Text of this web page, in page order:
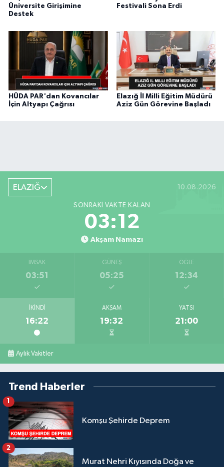
Üniversite Girişimine
Destek
Festivali Sona Erdi
HÜDA PAR'dan Kovancılar
İçin Altyapı Çağrısı
Elazığ İl Milli Eğitim Müdürü
Aziz Gün Görevine Başladı
ELAZIĞ 10.08.2026
SONRAKI VAKTE KALAN
03:11
Akşam Namazı
İMSAK
03:51
GÜNEŞ
05:25
ÖĞLE
12:34
İKINDI
16:22
AKŞAM
19:32
YATSI
21:00
Aylık Vakitler
Trend Haberler
Komşu Şehirde Deprem
1
Murat Nehri Kıyısında Doğa ve
2